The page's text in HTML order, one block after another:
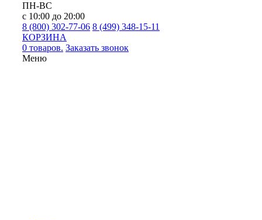
ПН-ВС
с 10:00 до 20:00
8 (800) 302-77-06 8 (499) 348-15-11
КОРЗИНА
0 товаров. Заказать звонок
Меню